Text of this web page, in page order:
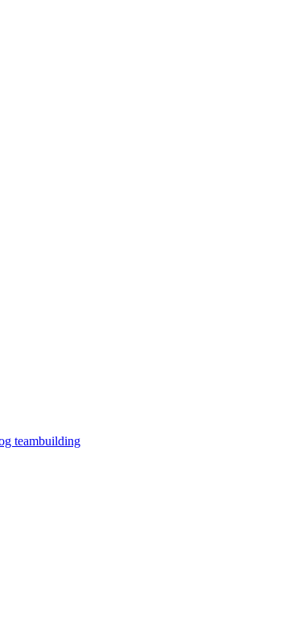
teambuilding